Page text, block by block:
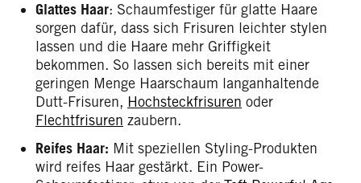
Glattes Haar: Schaumfestiger für glatte Haare
sorgen dafür, dass sich Frisuren leichter stylen
lassen und die Haare mehr Griffigkeit
bekommen. So lassen sich bereits mit einer
geringen Menge Haarschaum langanhaltende
Dutt-Frisuren, Hochsteckfrisuren oder
Flechtfrisuren zaubern.
Reifes Haar: Mit speziellen Styling-Produkten
wird reifes Haar gestärkt. Ein Power-